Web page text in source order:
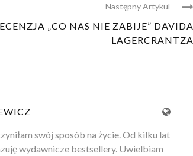
Następny Artykul
„CO NAS NIE ZABIJE” DAVIDA
LAGERCRANTZA
swój sposób na życie. Od kilku lat
wydawnicze bestsellery. Uwielbiam